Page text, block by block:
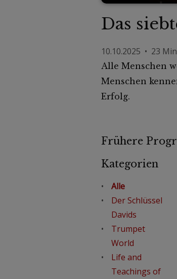
Das
10.10.2025 • 23
Alle Menschen
Menschen
Erfolg.
Frühere
Kategorien
Alle
Der Schlüssel
Davids
Trumpet
World
Life and
Teachings of